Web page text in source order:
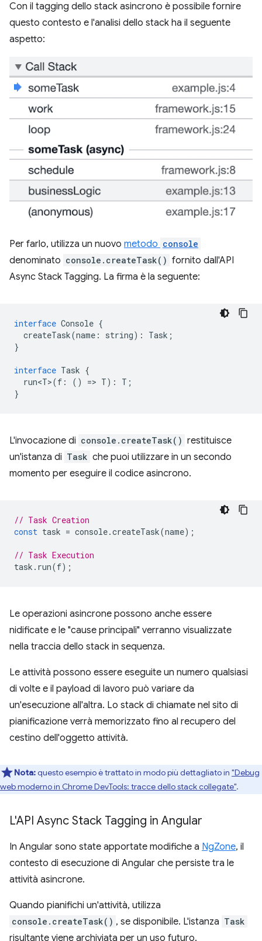
Con il tagging dello stack asincrono è possibile fornire
questo contesto e l'analisi dello stack ha il seguente
aspetto:
Per farlo, utilizza un nuovo metodo console
denominato console.createTask() fornito dall'API
Async Stack Tagging. La firma è la seguente:
interface Console {
createTask(name : string) : Task ;
}
interface Task {
run<T>(f : () => T) : T ;
}
L'invocazione di console.createTask() restituisce
un'istanza di Task che puoi utilizzare in un secondo
momento per eseguire il codice asincrono.
// Task Creation
const task = console.createTask(name);
// Task Execution
task . run(f);
Le operazioni asincrone possono anche essere
nidificate e le "cause principali" verranno visualizzate
nella traccia dello stack in sequenza.
Le attività possono essere eseguite un numero qualsiasi
di volte e il payload di lavoro può variare da
un'esecuzione all'altra. Lo stack di chiamate nel sito di
pianificazione verrà memorizzato fino al recupero del
cestino dell'oggetto attività.
Nota:questo esempio è trattato in modo più dettagliato in "Debug
web moderno in Chrome DevTools: tracce dello stack collegate".
L'API Async Stack Tagging in Angular
In Angular sono state apportate modifiche a NgZone, il
contesto di esecuzione di Angular che persiste tra le
attività asincrone.
Quando pianifichi un'attività, utilizza
console.createTask() , se disponibile. L'istanza Task
risultante viene archiviata per un uso futuro.